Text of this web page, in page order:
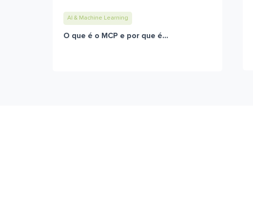
AI & Machine Learning
O que é o MCP e por que é...